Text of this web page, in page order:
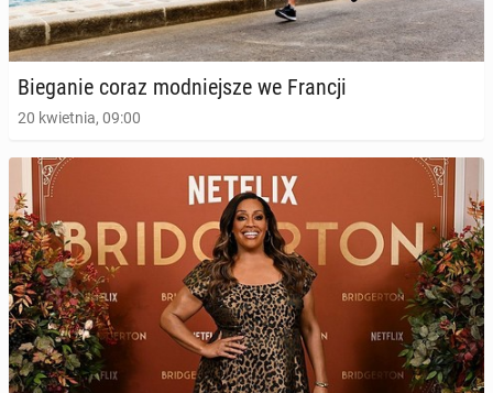
Bie­ga­nie coraz mod­niej­sze we Francji
20 kwietnia, 09:00